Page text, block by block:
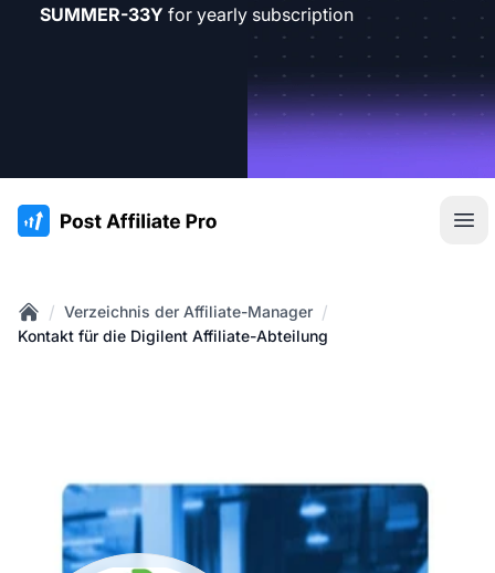
SUMMER-33Y for yearly subscription
:site.title
Home
/ Verzeichnis der Affiliate-Manager /
Kontakt für die Digilent Affiliate-Abteilung